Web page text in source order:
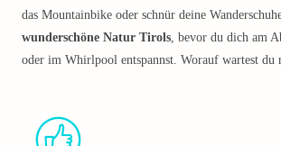
das Mountainbike oder schnür deine
wunderschöne Natur Tirols, bevor du dich am
oder im Whirlpool entspannst. Worauf wartest du